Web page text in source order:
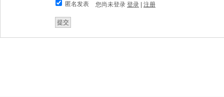
匿名发表 您尚未登录 登录 注册